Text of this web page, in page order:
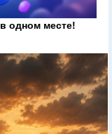
одном месте!